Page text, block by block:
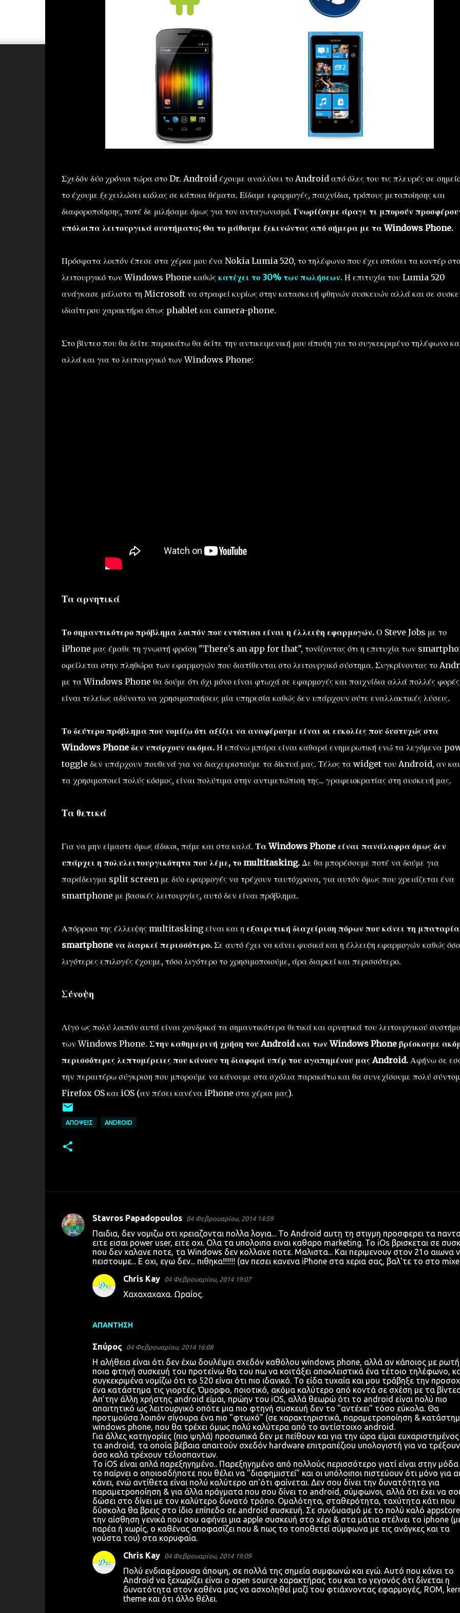
Σχεδόν δύο χρόνια τώρα στο Dr. Android έχουμε αναλύσει το Android από όλες του τις πλευρές σε
το έχουμε ξεχειλώσει κιόλας σε κάποια θέματα. Είδαμε εφαρμογές, παιχνίδια, τρόπους μεταποίησης και
διαφοροποίησης, ποτέ δε μιλήσαμε όμως για τον ανταγωνισμό. Γνωρίζουμε άραγε τι μπορούν
υπόλοιπα λειτουργικά συστήματα; Θα το μάθουμε ξεκινώντας από σήμερα με τα Windows Phone.
Πρόσφατα λοιπόν έπεσε στα χέρια μου ένα Nokia Lumia 520, το τηλέφωνο που έχει σπάσει τα κοντέρ στο
λειτουργικό των Windows Phone καθώς κατέχει το 30% των πωλήσεων. Η επιτυχία του Lumia 520
ανάγκασε μάλιστα τη Microsoft να στραφεί κυρίως στην κατασκευή φθηνών συσκευών αλλά και σε
ιδιαίτερου χαρακτήρα όπως phablet και camera-phone.
Στο βίντεο που θα δείτε παρακάτω θα δείτε την αντικειμενική μου άποψη για το συγκεκριμένο τηλέφωνο
αλλά και για το λειτουργικό των Windows Phone:
Τα αρνητικά
Το σημαντικότερο πρόβλημα λοιπόν που εντόπισα είναι η έλλειψη εφαρμογών.Ο Steve Jobs με το
iPhone μας έμαθε τη γνωστή φράση "There's an app for that", τονίζοντας ότι η επιτυχία των
οφείλεται στην πληθώρα των εφαρμογών που διατίθενται στο λειτουργικό σύστημα. Συγκρίνοντας το
με τα Windows Phone θα δούμε ότι όχι μόνο είναι φτωχά σε εφαρμογές και παιχνίδια αλλά πολλές φορές
είναι τελείως αδύνατο να χρησιμοποιήσεις μία υπηρεσία καθώς δεν υπάρχουν ούτε εναλλακτικές λύσεις.
Το δεύτερο πρόβλημα που νομίζω ότι αξίζει να αναφέρουμε είναι οι ευκολίες που δυστυχώς στα
Windows Phone δεν υπάρχουν ακόμα.Η επάνω μπάρα είναι καθαρά ενημερωτική ενώ τα λεγόμενα
toggle δεν υπάρχουν πουθενά για να διαχειριστούμε τα δίκτυά μας. Τέλος τα widget του Android, αν
τα χρησιμοποιεί πολύς κόσμος, είναι πολύτιμα στην αντιμετώπιση της... γραφειοκρατίας στη συσκευή μας.
Τα θετικά
Για να μην είμαστε όμως άδικοι, πάμε και στα καλά. Τα Windows Phone είναι πανάλαφρα όμως δεν
υπάρχει η πολυλειτουργικότητα που λέμε, το multitasking.Δε θα μπορέσουμε ποτέ να δούμε για
παράδειγμα split screen με δύο εφαρμογές να τρέχουν ταυτόχρονα, για αυτόν όμως που χρειάζεται ένα
smartphone με βασικές λειτουργίες, αυτό δεν είναι πρόβλημα.
Απόρροια της έλλειψης multitasking είναι και η εξαιρετική διαχείριση πόρων που κάνει τη
smartphone να διαρκεί περισσότερο.Σε αυτό έχει να κάνει φυσικά και η έλλειψη εφαρμογών καθώς όσο
λιγότερες επιλογές έχουμε, τόσο λιγότερο το χρησιμοποιούμε, άρα διαρκεί και περισσότερο.
Σύνοψη
Λίγο ως πολύ λοιπόν αυτά είναι χονδρικά τα σημαντικότερα θετικά και αρνητικά του λειτουργικού
των Windows Phone. Στην καθημερινή χρήση του Android και των Windows Phone βρίσκουμε
περισσότερες λεπτομέρειες που κάνουν τη διαφορά υπέρ του αγαπημένου μας Android.Αφήνω σε
την περαιτέρω σύγκριση που μπορούμε να κάνουμε στα σχόλια παρακάτω και θα συνεχίσουμε πολύ
Firefox OS και iOS (αν πέσει κανένα iPhone στα χέρια μας).
ΑΠΌΨΕΙΣ ANDROID
Σ
Stavros Papadopoulos 04 Φεβρουαρίου, 2014 14:59
Παιδια, δεν νομιζω οτι χρειαζονται πολλα λογια... Το Android αυτη τη στιγμη προσφερει τα παντα,
ειτε εισαι power user, ειτε οχι. Ολα τα υπολοιπα ειναι καθαρο marketing. To iOs βρισκεται σε
που δεν χαλανε ποτε, τα Windows δεν κολλανε ποτε. Μαλιστα... Και περιμενουν στον 21ο αιωνα
πειστουμε... Ε οχι, εγω δεν... πιθηκα!!!!!! (αν πεσει κανενα iPhone στα χερια σας, βαλ'τε το στο
ΑΠΆΝΤΗΣΗ
Chris Kay 04 Φεβρουαρίου, 2014 19:07
Χαχαχαχαχα. Ωραίος.
Σπύρος 04 Φεβρουαρίου, 2014 16:08
Η αλήθεια είναι ότι δεν έχω δουλέψει σχεδόν καθόλου windows phone, αλλά αν κάποιος με
ποια φτηνή συσκευή του προτείνω θα του πω να κοιτάξει αποκλειστικά ένα τέτοιο τηλέφωνο,
συγκεκριμένα νομίζω ότι το 520 είναι ότι πιο ιδανικό. Το είδα τυχαία και μου τράβηξε την
ένα κατάστημα τις γιορτές. Όμορφο, ποιοτικό, ακόμα καλύτερο από κοντά σε σχέση με τα
Απ'την άλλη χρήστης android είμαι, πρώην του iOS, αλλά θεωρώ ότι το android είναι πολύ πιο
απαιτητικό ως λειτουργικό οπότε μια πιο φτηνή συσκευή δεν το "αντέχει" τόσο εύκολα. Θα
προτιμούσα λοιπόν σίγουρα ένα πιο "φτωχό" (σε χαρακτηριστικά, παραμετροποίηση &
windows phone, που θα τρέχει όμως πολύ καλύτερα από το αντίστοιχο android.
Για άλλες κατηγορίες (πιο ψηλά) προσωπικά δεν με πείθουν και για την ώρα είμαι
τα android, τα οποία βέβαια απαιτούν σχεδόν hardware επιτραπέζιου υπολογιστή για να τρέξουν,
όσο καλά τρέχουν τέλοσπαντων.
Το iOS είναι απλά παρεξηγημένο.. Παρεξηγημένο από πολλούς περισσότερο γιατί είναι στην μόδα
το παίρνει ο οποιοσδήποτε που θέλει να "διαφημιστεί" και οι υπόλοιποι πιστεύουν ότι μόνο για
κάνει, ενώ αντίθετα είναι πολύ καλύτερο απ'ότι φαίνεται. Δεν σου δίνει την δυνατότητα για
παραμετροποίηση & για άλλα πράγματα που σου δίνει το android, σύμφωνοι, αλλά ότι έχει να
δώσει στο δίνει με τον καλύτερο δυνατό τρόπο. Ομαλότητα, σταθερότητα, ταχύτητα κάτι που
δύσκολα θα βρεις στο ίδιο επίπεδο σε android συσκευή. Σε συνδυασμό με το πολύ καλό appstore
την αίσθηση γενικά που σου αφήνει μια apple συσκευή στο χέρι & στα μάτια στέλνει το iphone
παρέα ή χωρίς, ο καθένας αποφασίζει που & πως το τοποθετεί σύμφωνα με τις ανάγκες και τα
γούστα του) στα κορυφαία.
Chris Kay
04 Φεβρουαρίου, 2014 19:09
Πολύ ενδιαφέρουσα άποψη, σε πολλά της σημεία συμφωνώ και εγώ. Αυτό που κάνει το
Android να ξεχωρίζει είναι ο open source χαρακτήρας του και το γεγονός ότι δίνεται η
δυνατότητα στον καθένα μας να ασχοληθεί μαζί του φτιάχνοντας εφαρμογές, ROM,
theme και ότι άλλο θέλει.